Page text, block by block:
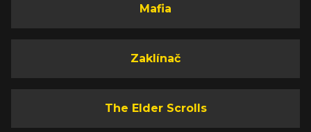
Mafia
Zaklínač
The Elder Scrolls